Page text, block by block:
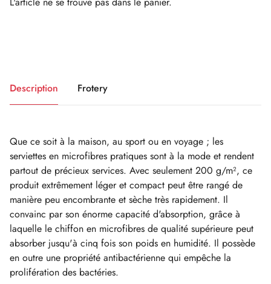
Description Frotery
Que ce soit à la maison, au sport ou en voyage ; les
serviettes en microfibres pratiques sont à la mode et rendent
partout de précieux services. Avec seulement 200 g/m², ce
produit extrêmement léger et compact peut être rangé de
manière peu encombrante et sèche très rapidement. Il
convainc par son énorme capacité d'absorption, grâce à
laquelle le chiffon en microfibres de qualité supérieure peut
absorber jusqu'à cinq fois son poids en humidité. Il possède
en outre une propriété antibactérienne qui empêche la
prolifération des bactéries.